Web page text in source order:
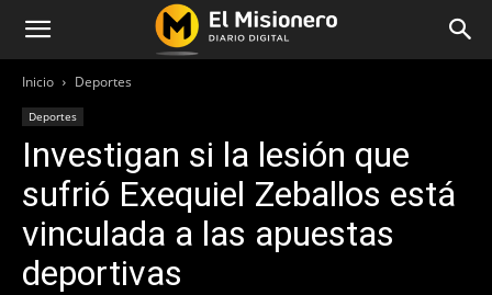
Inicio Deportes
Deportes
Investigan si la lesión que
sufrió Exequiel Zeballos está
vinculada a las apuestas
deportivas